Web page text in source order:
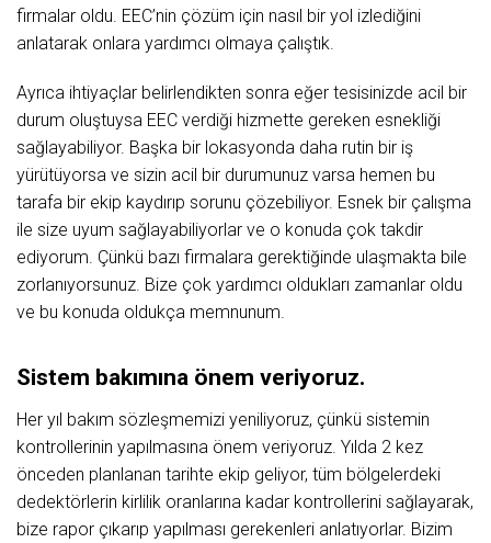
firmalar oldu. EEC’nin çözüm için nasıl bir yol izlediğini
anlatarak onlara yardımcı olmaya çalıştık.
Ayrıca ihtiyaçlar belirlendikten sonra eğer tesisinizde acil bir
durum oluştuysa EEC verdiği hizmette gereken esnekliği
sağlayabiliyor. Başka bir lokasyonda daha rutin bir iş
yürütüyorsa ve sizin acil bir durumunuz varsa hemen bu
tarafa bir ekip kaydırıp sorunu çözebiliyor. Esnek bir çalışma
ile size uyum sağlayabiliyorlar ve o konuda çok takdir
ediyorum. Çünkü bazı firmalara gerektiğinde ulaşmakta bile
zorlanıyorsunuz. Bize çok yardımcı oldukları zamanlar oldu
ve bu konuda oldukça memnunum.
Sistem bakımına önem veriyoruz.
Her yıl bakım sözleşmemizi yeniliyoruz, çünkü sistemin
kontrollerinin yapılmasına önem veriyoruz. Yılda 2 kez
önceden planlanan tarihte ekip geliyor, tüm bölgelerdeki
dedektörlerin kirlilik oranlarına kadar kontrollerini sağlayarak,
bize rapor çıkarıp yapılması gerekenleri anlatıyorlar. Bizim